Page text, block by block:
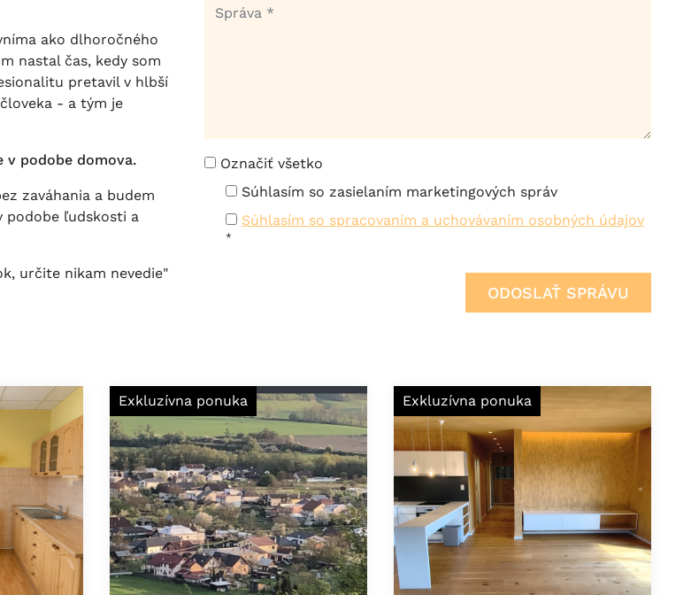
ako dlhoročného
nastal čas, kedy som
pretavil v hlbší
- a tým je
v podobe domova.
zaváhania a budem
podobe ľudskosti a
určite nikam nevedie"
Označiť všetko
Súhlasím so zasielaním marketingových správ
Súhlasím so spracovaním a uchovávaním osobných údajov
*
Exkluzívna ponuka Exkluzívna ponuka